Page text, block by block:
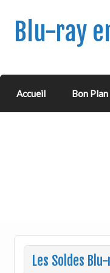
Blu-ray
Accueil Bon
Les Soldes